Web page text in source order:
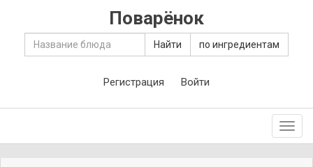
Поварёнок
Найти по ингредиентам
Регистрация Войти